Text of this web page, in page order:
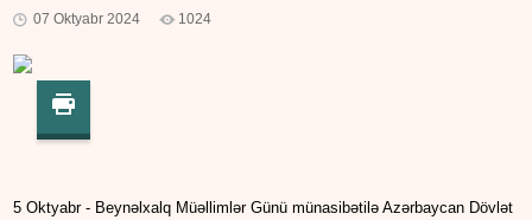
07 Oktyabr 2024 1024
5 Oktyabr - Beynəlxalq Müəllimlər Günü münasibətilə Azərbaycan Dövlət